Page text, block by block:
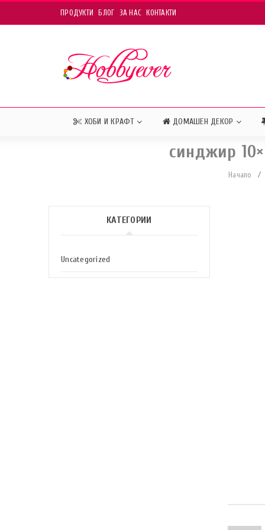
ПРОДУКТИ БЛОГ ЗА НАС КОНТАКТИ
ХОБИ И КРАФТ ДОМАШЕН ДЕКОР
синджир
Начало /
КАТЕГОРИИ
Uncategorized